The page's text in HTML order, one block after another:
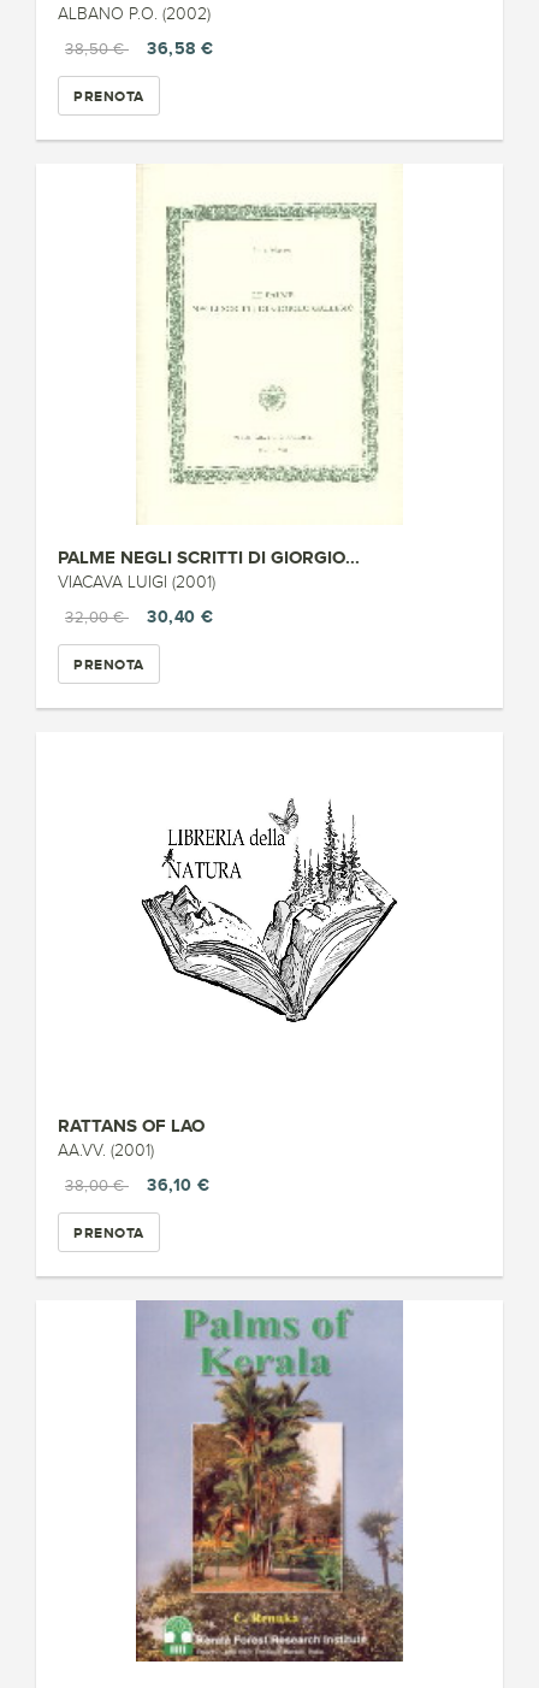
ALBANO P.O. (2002)
38,50 €
36,58 €
PRENOTA
PALME NEGLI SCRITTI DI GIORGIO...
VIACAVA LUIGI (2001)
32,00 €
30,40 €
PRENOTA
RATTANS OF LAO
AA.VV. (2001)
38,00 €
36,10 €
PRENOTA